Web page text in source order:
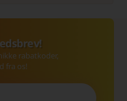
rabatkoder,
fra os!